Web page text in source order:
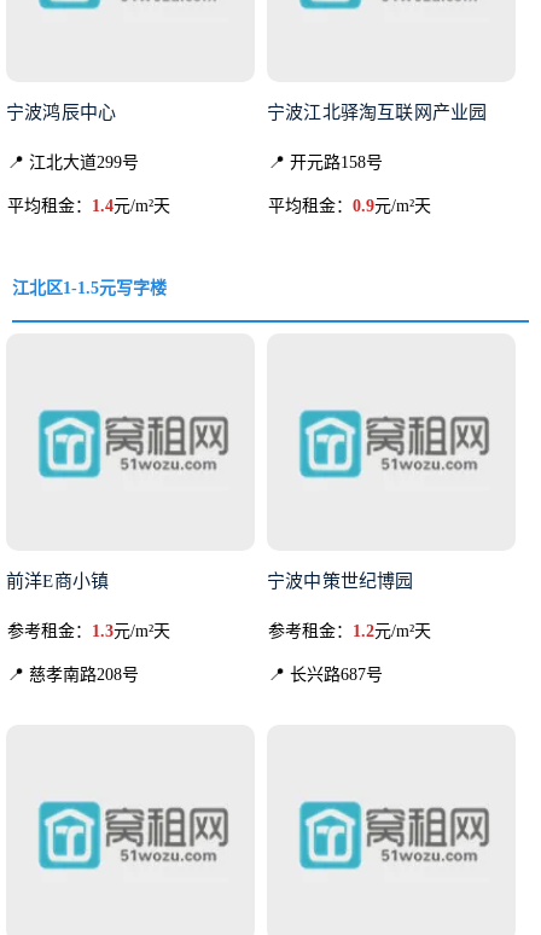
宁波鸿辰中心
📍 江北大道299号
平均租金： 1.4元/m²天
宁波江北驿淘互联网产业园
📍 开元路158号
平均租金：0.9元/m²天
江北区1-1.5元写字楼
前洋E商小镇
参考租金： 1.3元/m²天
📍 慈孝南路208号
宁波中策世纪博园
参考租金： 1.2元/m²天
📍 长兴路687号